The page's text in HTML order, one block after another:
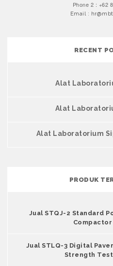
Phone 2 : +62
Email :
RECENT
Alat
Alat
Alat Laboratorium
PRODUK
Jual STQJ-2 Standard
Compactor
Jual STLQ-3 Digital
Strength